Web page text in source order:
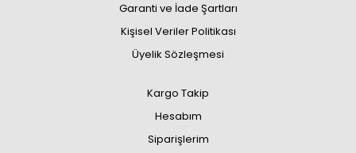
Garanti ve İade Şartları
Kişisel Veriler Politikası
Üyelik Sözleşmesi
Kargo Takip
Hesabım
Siparişlerim